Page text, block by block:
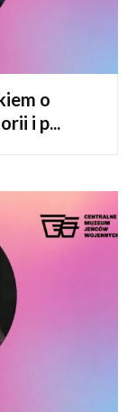
o
i p...